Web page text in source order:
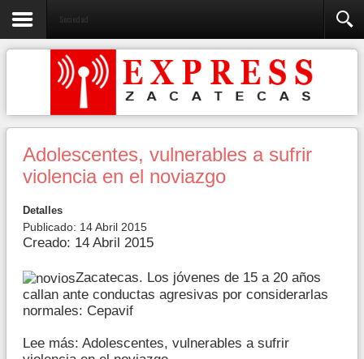
Sociedad
Adolescentes, vulnerables a sufrir
violencia en el noviazgo
Detalles
Publicado: 14 Abril 2015
Creado: 14 Abril 2015
Zacatecas. Los jóvenes de 15 a 20 años
callan ante conductas agresivas por considerarlas
normales: Cepavif
Lee más: Adolescentes, vulnerables a sufrir